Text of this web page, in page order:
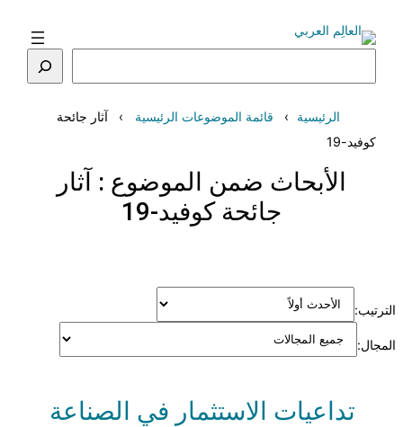
المحتوى
الرئيسية قائمة الموضوعات الرئيسية
آثار جائحة
كوفيد-19
الأبحاث ضمن الموضوع : آثار
جائحة كوفيد-19
الترتيب:
المجال:
تداعيات الاستثمار في الصناعة